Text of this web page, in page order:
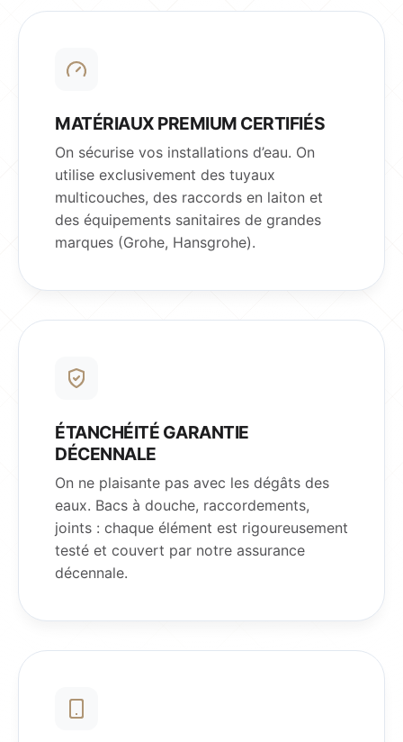
MATÉRIAUX PREMIUM CERTIFIÉS
On sécurise vos installations d’eau. On
utilise exclusivement des tuyaux
multicouches, des raccords en laiton et
des équipements sanitaires de grandes
marques (Grohe, Hansgrohe).
ÉTANCHÉITÉ GARANTIE
DÉCENNALE
On ne plaisante pas avec les dégâts des
eaux. Bacs à douche, raccordements,
joints : chaque élément est rigoureusement
testé et couvert par notre assurance
décennale.